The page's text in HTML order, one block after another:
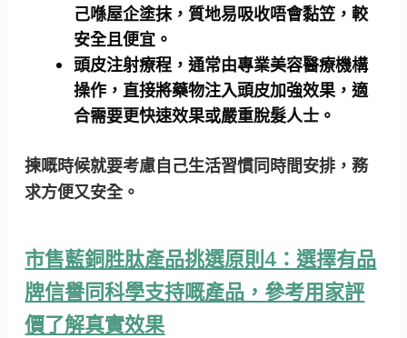
己喺屋企塗抹，質地易吸收唔會黏笠，較
安全且便宜。
頭皮注射療程 ，通常由專業美容醫療機構
操作，直接將藥物注入頭皮加強效果，適
合需要更快速效果或嚴重脫髮人士。
揀嘅時候就要考慮自己生活習慣同時間安排，務
求方便又安全。
市售藍銅胜肽產品挑選原則4：選擇有品
牌信譽同科學支持嘅產品，參考用家評
價了解真實效果